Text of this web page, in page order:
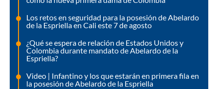
Los retos en seguridad para la posesión de Abelardo
de la Espriella en Cali este 7 de agosto
¿Qué se espera de relación de Estados Unidos y
Colombia durante mandato de Abelardo de la
Espriella?
Video | Infantino y los que estarán en primera fila en
la posesión de Abelardo de la Espriella